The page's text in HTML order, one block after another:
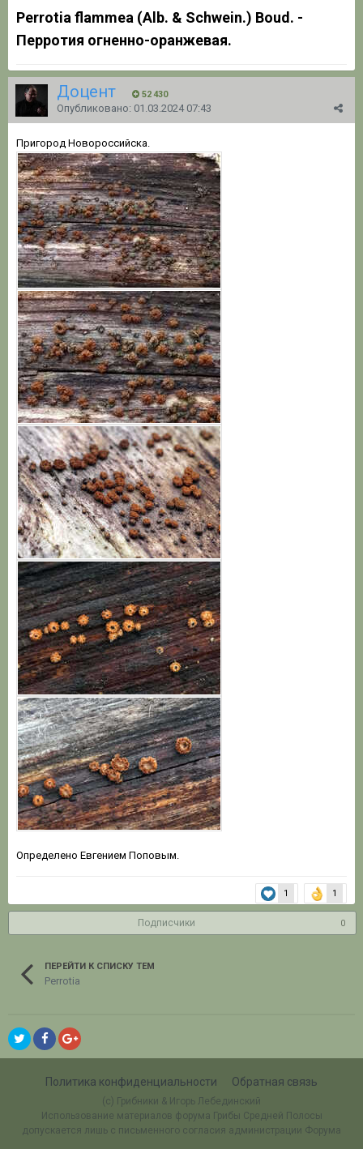
Perrotia flammea (Alb. & Schwein.) Boud. -
Перротия огненно-оранжевая.
Доцент 52 430
Опубликовано: 01.03.2024 07:43
Пригород Новороссийска.
Определено Евгением Поповым.
1 1
Подписчики 0
ПЕРЕЙТИ К СПИСКУ ТЕМ
Perrotia
Политика конфиденциальности Обратная связь
(c) Грибники & Игорь Лебединский
Использование материалов форума Грибы Средней Полосы
допускается лишь с письменного согласия администрации Форума